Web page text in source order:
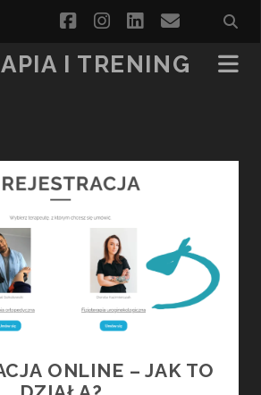
facebookinstagram
linkedinemail
I TRENING
ONLINE – JAK TO